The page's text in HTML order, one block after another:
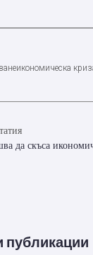
икономическа
да скъса
публикации